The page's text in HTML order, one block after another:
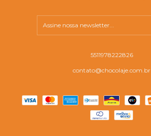
5511978222826
contato@chocolaje.com.br